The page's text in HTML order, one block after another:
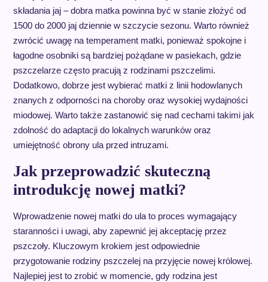
składania jaj – dobra matka powinna być w stanie złożyć od
1500 do 2000 jaj dziennie w szczycie sezonu. Warto również
zwrócić uwagę na temperament matki, ponieważ spokojne i
łagodne osobniki są bardziej pożądane w pasiekach, gdzie
pszczelarze często pracują z rodzinami pszczelimi.
Dodatkowo, dobrze jest wybierać matki z linii hodowlanych
znanych z odporności na choroby oraz wysokiej wydajności
miodowej. Warto także zastanowić się nad cechami takimi jak
zdolność do adaptacji do lokalnych warunków oraz
umiejętność obrony ula przed intruzami.
Jak przeprowadzić skuteczną
introdukcję nowej matki?
Wprowadzenie nowej matki do ula to proces wymagający
staranności i uwagi, aby zapewnić jej akceptację przez
pszczoły. Kluczowym krokiem jest odpowiednie
przygotowanie rodziny pszczelej na przyjęcie nowej królowej.
Najlepiej jest to zrobić w momencie, gdy rodzina jest